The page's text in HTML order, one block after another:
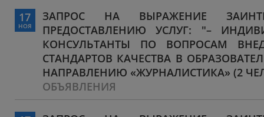
17
НОЯ
ЗАПРОС НА ВЫРАЖЕНИЕ
ПРЕДОСТАВЛЕНИЮ УСЛУГ: "–
КОНСУЛЬТАНТЫ ПО ВОПРОСАМ
СТАНДАРТОВ КАЧЕСТВА В
НАПРАВЛЕНИЮ «ЖУРНАЛИСТИКА» (2
ОБЪЯВЛЕНИЯ